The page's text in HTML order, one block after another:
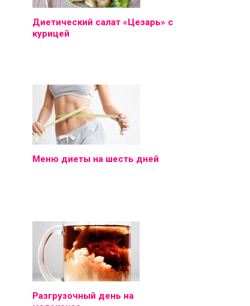
Диетический салат «Цезарь» с
курицей
Меню диеты на шесть дней
Разгрузочный день на